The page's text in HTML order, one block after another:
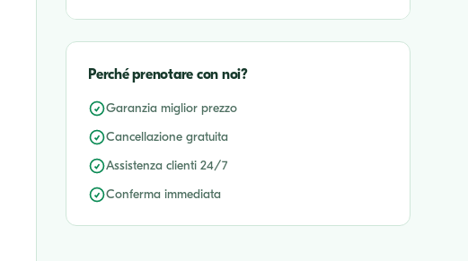
Perché prenotare con noi?
Garanzia miglior prezzo
Cancellazione gratuita
Assistenza clienti 24/7
Conferma immediata